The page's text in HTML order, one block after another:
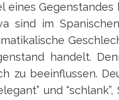
eines
sind im
handelt.
zu beeinflussen.
und